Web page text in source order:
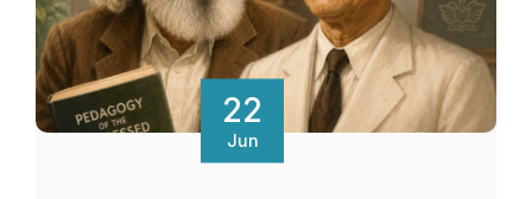
22
Jun